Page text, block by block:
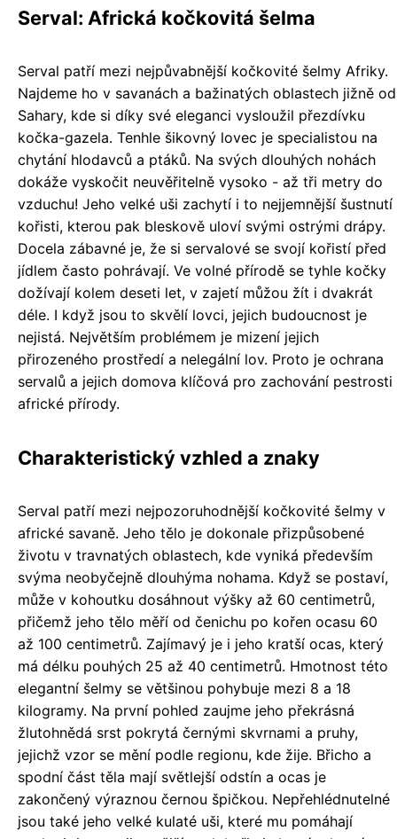
Serval: Africká kočkovitá šelma
Serval patří mezi nejpůvabnější kočkovité šelmy Afriky.
Najdeme ho v savanách a bažinatých oblastech jižně od
Sahary, kde si díky své eleganci vysloužil přezdívku
kočka-gazela. Tenhle šikovný lovec je specialistou na
chytání hlodavců a ptáků. Na svých dlouhých nohách
dokáže vyskočit neuvěřitelně vysoko - až tři metry do
vzduchu! Jeho velké uši zachytí i to nejjemnější šustnutí
kořisti, kterou pak bleskově uloví svými ostrými drápy.
Docela zábavné je, že si servalové se svojí kořistí před
jídlem často pohrávají. Ve volné přírodě se tyhle kočky
dožívají kolem deseti let, v zajetí můžou žít i dvakrát
déle. I když jsou to skvělí lovci, jejich budoucnost je
nejistá. Největším problémem je mizení jejich
přirozeného prostředí a nelegální lov. Proto je ochrana
servalů a jejich domova klíčová pro zachování pestrosti
africké přírody.
Charakteristický vzhled a znaky
Serval patří mezi nejpozoruhodnější kočkovité šelmy v
africké savaně. Jeho tělo je dokonale přizpůsobené
životu v travnatých oblastech, kde vyniká především
svýma neobyčejně dlouhýma nohama. Když se postaví,
může v kohoutku dosáhnout výšky až 60 centimetrů,
přičemž jeho tělo měří od čenichu po kořen ocasu 60
až 100 centimetrů. Zajímavý je i jeho kratší ocas, který
má délku pouhých 25 až 40 centimetrů. Hmotnost této
elegantní šelmy se většinou pohybuje mezi 8 a 18
kilogramy. Na první pohled zaujme jeho překrásná
žlutohnědá srst pokrytá černými skvrnami a pruhy,
jejichž vzor se mění podle regionu, kde žije. Břicho a
spodní část těla mají světlejší odstín a ocas je
zakončený výraznou černou špičkou. Nepřehlédnutelné
jsou také jeho velké kulaté uši, které mu pomáhají